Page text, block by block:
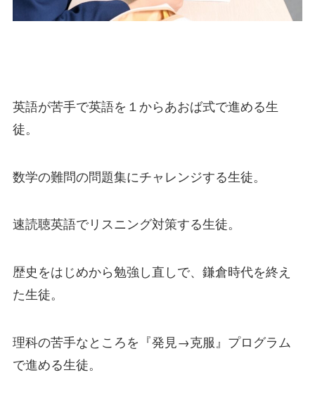
英語が苦手で英語を１からあおば式で進める生
徒。
数学の難問の問題集にチャレンジする生徒。
速読聴英語でリスニング対策する生徒。
歴史をはじめから勉強し直しで、鎌倉時代を終え
た生徒。
理科の苦手なところを『発見→克服』プログラム
で進める生徒。